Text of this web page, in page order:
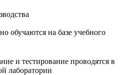
обучаются на базе учебного
и тестирование проводятся в
лаборатории